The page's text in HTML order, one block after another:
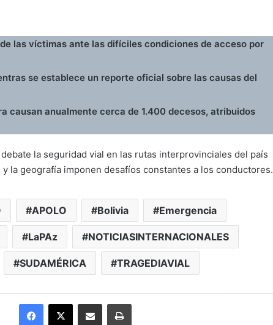
las víctimas ante las difíciles condiciones de acceso por
se establece un reporte oficial sobre las causas del
causan anualmente cerca de 1.400 decesos, atribuidos
la seguridad vial en las rutas interprovinciales del país
la geografía imponen desafíos constantes a los conductores.
APOLO Bolivia Emergencia
LaPAz NOTICIASINTERNACIONALES
SUDAMÉRICA TRAGEDIAVIAL
Facebook
X Enviar vía email Imprimir